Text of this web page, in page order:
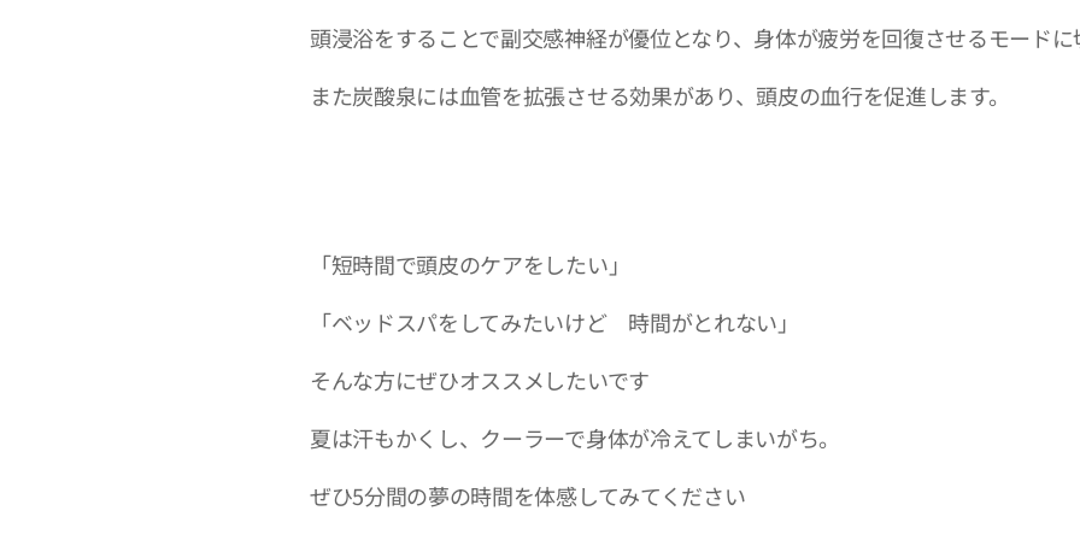
頭浸浴をすることで副交感神経が優位となり、身体が疲労を回復させるモードに
また炭酸泉には血管を拡張させる効果があり、頭皮の血行を促進します。
「短時間で頭皮のケアをしたい」
「ベッドスパをしてみたいけど 時間がとれない」
そんな方にぜひオススメしたいです✨
夏は汗もかくし、クーラーで身体が冷えてしまいがち。
ぜひ5分間の夢の時間を体感してみてください🌿